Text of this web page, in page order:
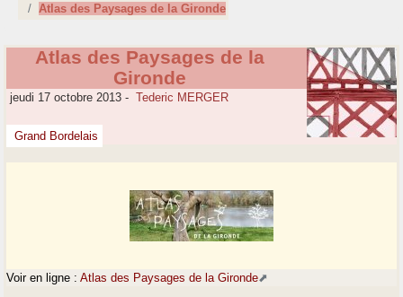
Atlas des Paysages de la Gironde
Atlas des Paysages de la
Gironde
jeudi 17 octobre 2013 - Tederic MERGER
Grand Bordelais
Voir en ligne :Atlas des Paysages de la Gironde